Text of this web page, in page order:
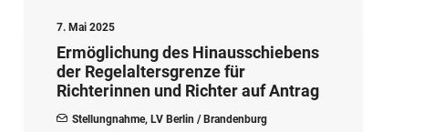
7. Mai 2025
Ermöglichung des Hinausschiebens
der Regelaltersgrenze für
Richterinnen und Richter auf Antrag
Stellungnahme, LV Berlin / Brandenburg